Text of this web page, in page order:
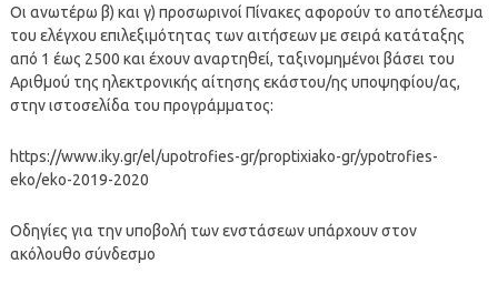
Οι ανωτέρω β) και γ) προσωρινοί Πίνακες αφορούν το αποτέλεσμα
του ελέγχου επιλεξιμότητας των αιτήσεων με σειρά κατάταξης
από 1 έως 2500 και έχουν αναρτηθεί, ταξινομημένοι βάσει του
Αριθμού της ηλεκτρονικής αίτησης εκάστου/ης υποψηφίου/ας,
στην ιστοσελίδα του προγράμματος:
https://www.iky.gr/el/upotrofies-gr/proptixiako-gr/ypotrofies-
eko/eko-2019-2020
Οδηγίες για την υποβολή των ενστάσεων υπάρχουν στον
ακόλουθο σύνδεσμο